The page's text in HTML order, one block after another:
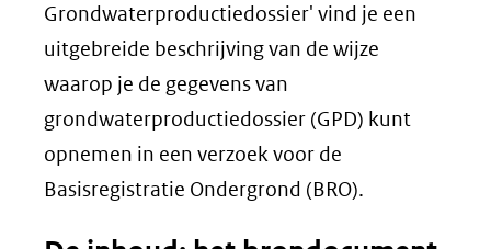
Grondwaterproductiedossier' vind je een
uitgebreide beschrijving van de wijze
waarop je de gegevens van
grondwaterproductiedossier (GPD) kunt
opnemen in een verzoek voor de
Basisregistratie Ondergrond (BRO).